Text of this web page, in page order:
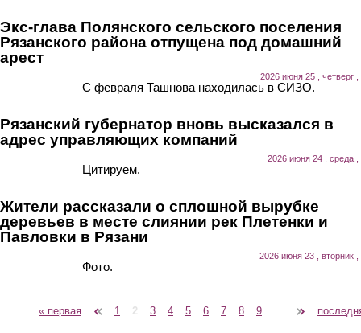
Экс-глава Полянского сельского поселения
Рязанского района отпущена под домашний
арест
2026 июня 25 , четверг ,
С февраля Ташнова находилась в СИЗО.
Рязанский губернатор вновь высказался в
адрес управляющих компаний
2026 июня 24 , среда ,
Цитируем.
Жители рассказали о сплошной вырубке
деревьев в месте слиянии рек Плетенки и
Павловки в Рязани
2026 июня 23 , вторник ,
Фото.
Страницы
« первая 1 2 3 4 5 6 7 8 9